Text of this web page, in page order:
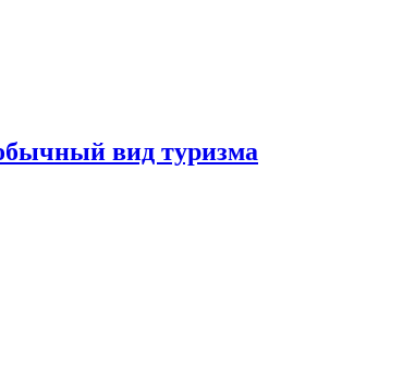
вид туризма